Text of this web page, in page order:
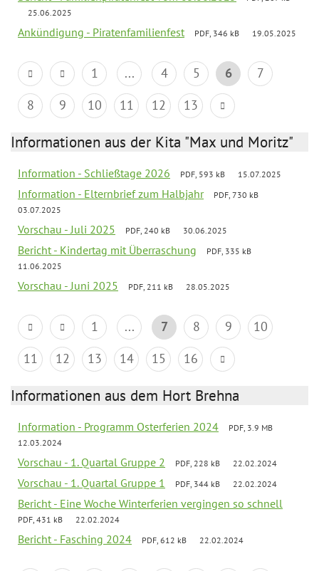
25.06.2025
Ankündigung - Piratenfamilienfest PDF, 346 kB 19.05.2025
1 ... 4 5 6
7
8
9 10 11 12 13
Informationen aus der Kita "Max und Moritz"
Information - Schließtage 2026 PDF, 593 kB 15.07.2025
Information - Elternbrief zum Halbjahr
PDF, 730 kB
03.07.2025
Vorschau - Juli 2025 PDF, 240 kB 30.06.2025
Bericht - Kindertag mit Überraschung
PDF, 335 kB
11.06.2025
Vorschau - Juni 2025 PDF, 211 kB 28.05.2025
1 ... 7 8 9
10
11
12 13 14 15 16
Informationen aus dem Hort Brehna
Information - Programm Osterferien 2024
PDF, 3.9 MB
12.03.2024
Vorschau - 1. Quartal Gruppe 2 PDF, 228 kB 22.02.2024
Vorschau - 1. Quartal Gruppe 1 PDF, 344 kB 22.02.2024
Bericht - Eine Woche Winterferien vergingen so schnell
PDF, 431 kB 22.02.2024
Bericht - Fasching 2024 PDF, 612 kB 22.02.2024